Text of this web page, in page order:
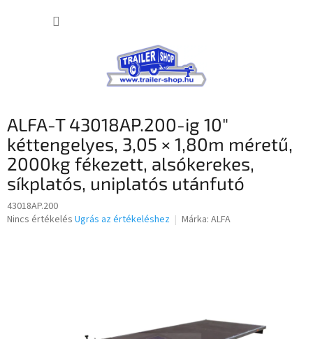
ALFA-T 43018AP.200-ig 10″
kéttengelyes, 3,05 × 1,80m méretű,
2000kg fékezett, alsókerekes,
síkplatós, uniplatós utánfutó
43018AP.200
A
Nincs értékelés Ugrás az értékeléshez Márka: ALFA